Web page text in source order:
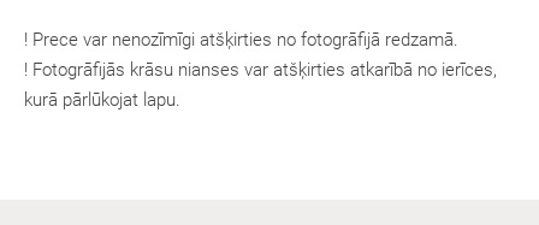
! Prece var nenozīmīgi atšķirties no fotogrāfijā redzamā.
! Fotogrāfijās krāsu nianses var atšķirties atkarībā no ierīces,
kurā pārlūkojat lapu.